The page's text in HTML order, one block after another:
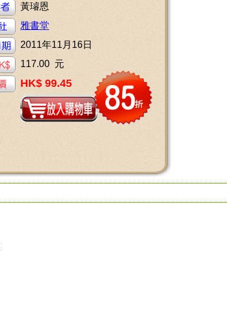
黃璿恩
雅書堂
2011年11月16日
117.00 元
HK$ 99.45